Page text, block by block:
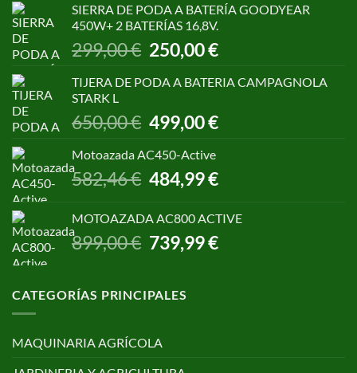
era:
1.055,00 €.
es:
SIERRA DE PODA A BATERÍA GOODYEAR
450W+ 2 BATERÍAS 16,8V.
299,00€ El
precio
original
299,00 €.
250,00€El
precio
actual
250,00 €.
TIJERA DE PODA A BATERIA CAMPAGNOLA
STARK L
650,00€
El
precio
original
650,00 €.
499,00€El
precio
499,00 €.
Motoazada AC450-Active
582,46€
El
precio
era:
582,46 €.
484,99€El
precio
es:
484,99 €.
MOTOAZADA AC800 ACTIVE
899,00€ El
precio
era:
899,00 €.
739,99€El
precio
CATEGORÍAS PRINCIPALES
MAQUINARIA AGRÍCOLA